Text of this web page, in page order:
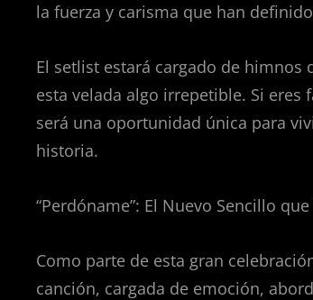
la fuerza y carisma que han
El setlist estará cargado de
esta velada algo irrepetible. Si eres
será una oportunidad única para
historia.
“Perdóname”: El Nuevo Sencillo
Como parte de esta gran
canción, cargada de emoción,